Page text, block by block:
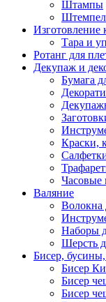
Штампы
Изготовление
Тара и
Ротанг для
Декупаж и
Бумага
Краски,
Часовые
Валяние
Волокна
Наборы
Шерсть
Бисер,
Бисер
Бисер
Бисер